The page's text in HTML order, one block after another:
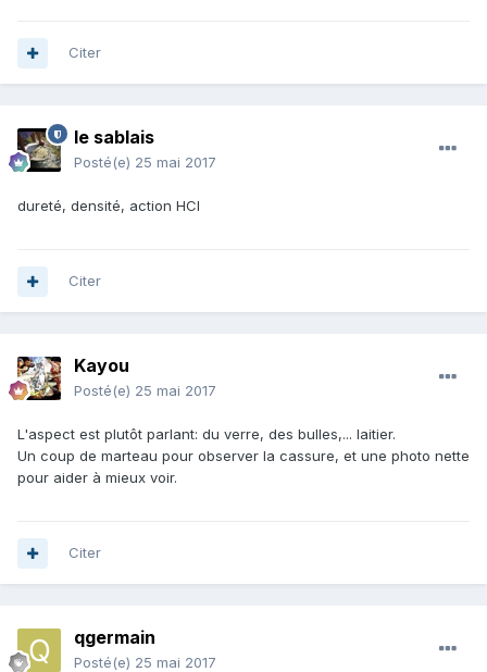
Citer
le sablais
Posté(e) 25 mai 2017
dureté, densité, action HCl
Citer
Kayou
Posté(e) 25 mai 2017
L'aspect est plutôt parlant: du verre, des bulles,... laitier.
Un coup de marteau pour observer la cassure, et une photo nette
pour aider à mieux voir.
Citer
qgermain
Posté(e) 25 mai 2017